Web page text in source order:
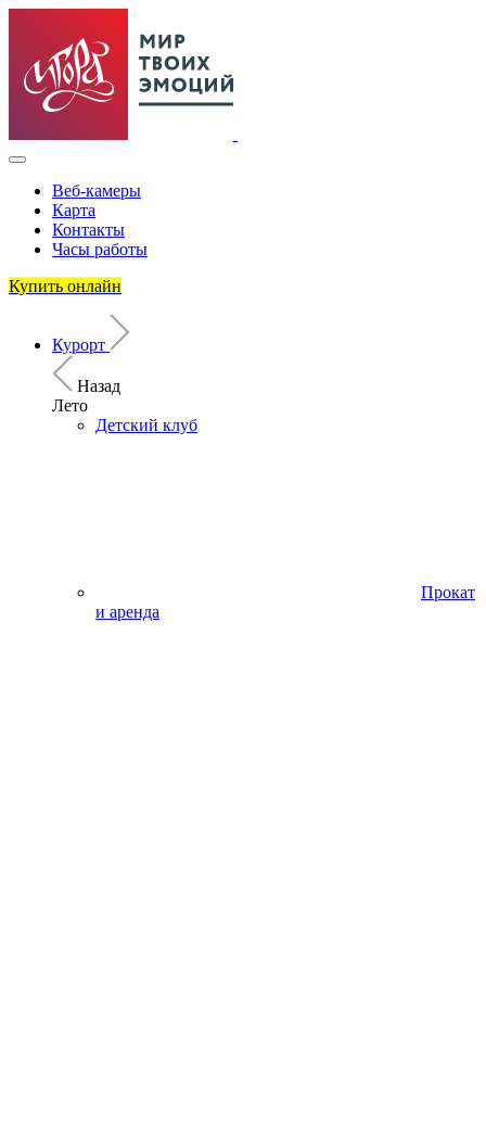
Веб-камеры
Карта
Контакты
Часы работы
Купить онлайн
Курорт
Назад
Лето
Детский клуб
Прокат
и аренда